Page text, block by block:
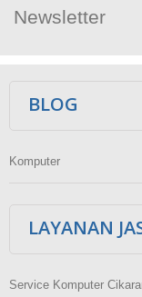
Newsletter
BLOG
Komputer
LAYANAN
Service Komputer